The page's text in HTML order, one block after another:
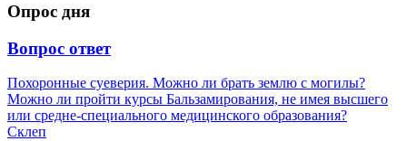
Опрос дня
Вопрос ответ
Похоронные суеверия. Можно ли брать землю с могилы?
Можно ли пройти курсы Бальзамирования, не имея высшего
или средне-специального медицинского образования?
Склеп